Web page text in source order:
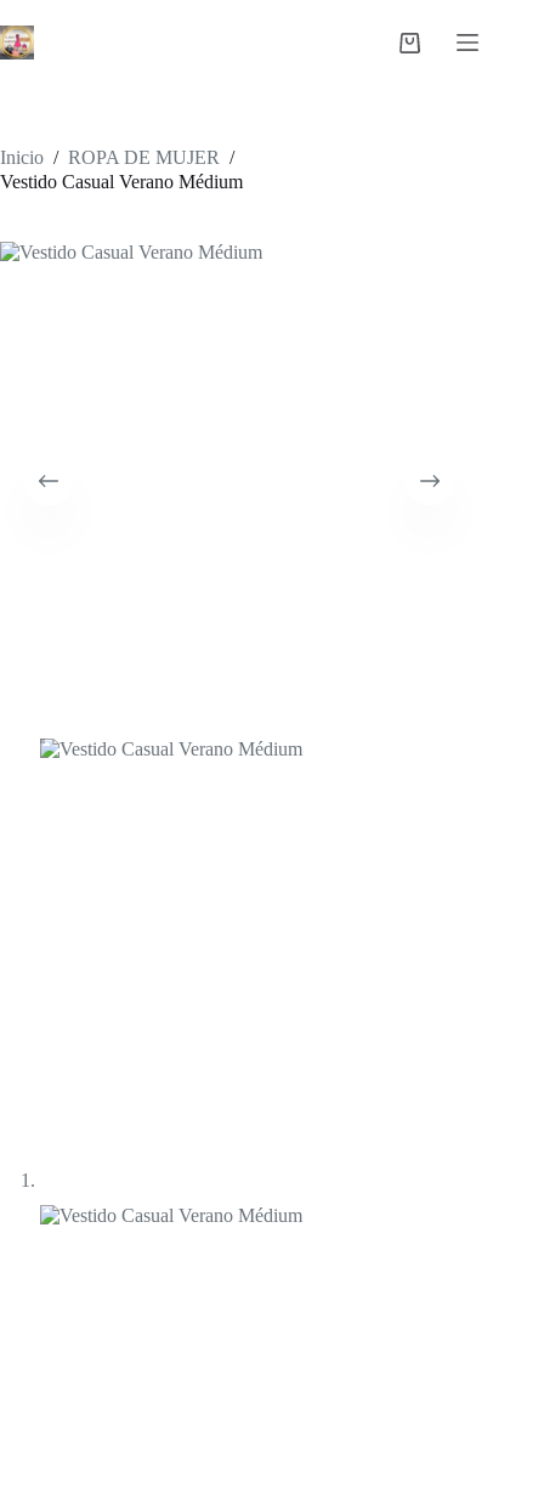
al
contenido
Carro
Inicio / ROPA DE MUJER /
Vestido Casual Verano Médium